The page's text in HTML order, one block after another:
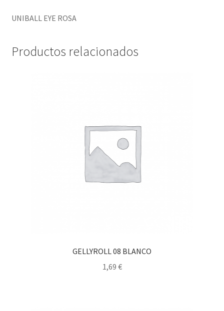
UNIBALL EYE ROSA
Productos relacionados
GELLYROLL 08 BLANCO
1,69 €